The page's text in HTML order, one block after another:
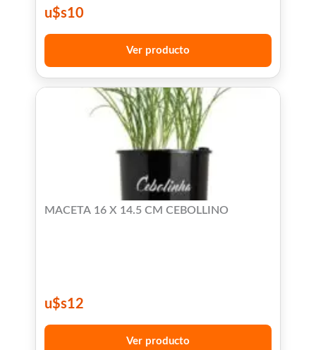
u$s10
Ver producto
MACETA 16 X 14.5 CM CEBOLLINO
u$s12
Ver producto